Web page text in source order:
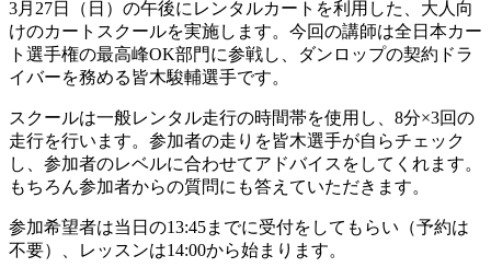
3月27日（日）の午後にレンタルカートを利用した、大人向
けのカートスクールを実施します。今回の講師は全日本カー
ト選手権の最高峰OK部門に参戦し、ダンロップの契約ドラ
イバーを務める皆木駿輔選手です。
スクールは一般レンタル走行の時間帯を使用し、8分×3回の
走行を行います。参加者の走りを皆木選手が自らチェック
し、参加者のレベルに合わせてアドバイスをしてくれます。
もちろん参加者からの質問にも答えていただきます。
参加希望者は当日の13:45までに受付をしてもらい（予約は
不要）、レッスンは14:00から始まります。